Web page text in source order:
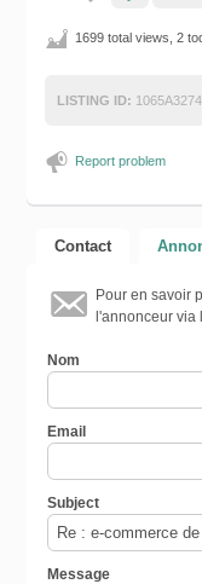
1699 total views, 2
LISTING ID:
Report problem
Contact
Pour en savoir
l'annonceur via
Nom
Email
Subject
Message